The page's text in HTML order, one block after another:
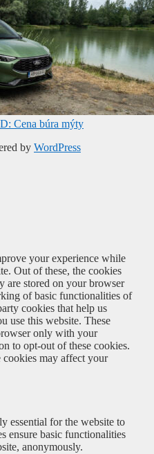
Cena búra mýty
by WordPress
your experience while
Out of these, the cookies
are stored on your browser
of basic functionalities of
cookies that help us
use this website. These
only with your
to opt-out of these cookies.
may affect your
essential for the website to
ensure basic functionalities
anonymously.